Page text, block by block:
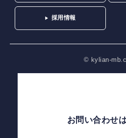
採用情報
© kylian-
お問い合わせ